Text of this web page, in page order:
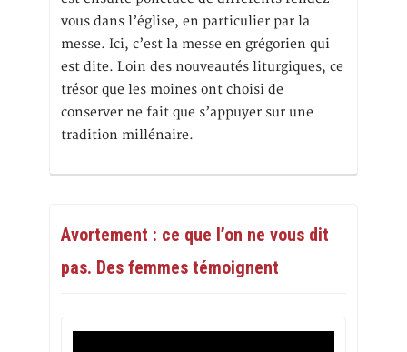
vous dans l’église, en particulier par la
messe. Ici, c’est la messe en grégorien qui
est dite. Loin des nouveautés liturgiques, ce
trésor que les moines ont choisi de
conserver ne fait que s’appuyer sur une
tradition millénaire.
Avortement : ce que l’on ne vous dit
pas. Des femmes témoignent